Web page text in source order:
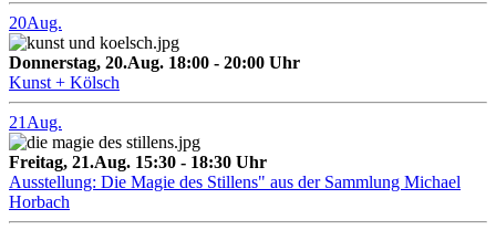
20Aug.
Donnerstag, 20.Aug. 18:00 - 20:00 Uhr
Kunst + Kölsch
21 Aug.
Freitag, 21.Aug. 15:30 - 18:30 Uhr
Ausstellung: Die Magie des Stillens" aus der Sammlung Michael
Horbach